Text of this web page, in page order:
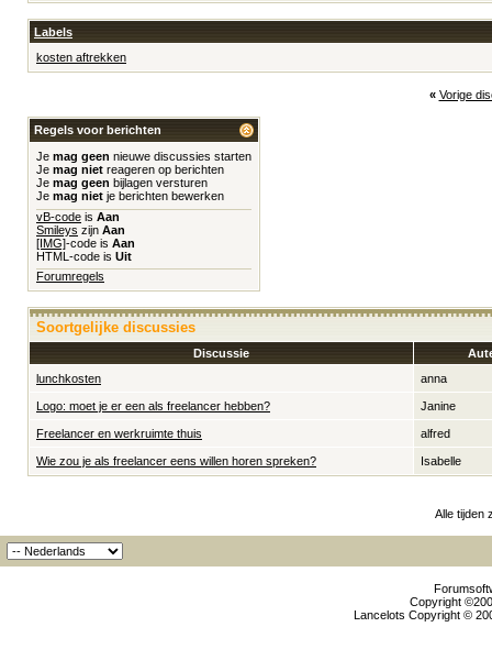
Labels
kosten aftrekken
« Vorige
Regels voor berichten
Je mag geen nieuwe discussies starten
Je mag niet reageren op berichten
Je mag geen bijlagen versturen
Je mag niet je berichten bewerken
vB-code is Aan
Smileys zijn Aan
[IMG]-code is Aan
HTML-code is Uit
Forumregels
Soortgelijke discussies
Discussie
lunchkosten
anna
Logo: moet je er een als freelancer hebben? Janine
Freelancer en werkruimte thuis alfred
Wie zou je als freelancer eens willen horen spreken? Isabelle
Alle tijden
Copyright
Lancelots Copyright ©